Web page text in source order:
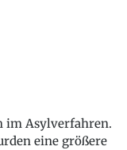
im Asylverfahren.
eine größere